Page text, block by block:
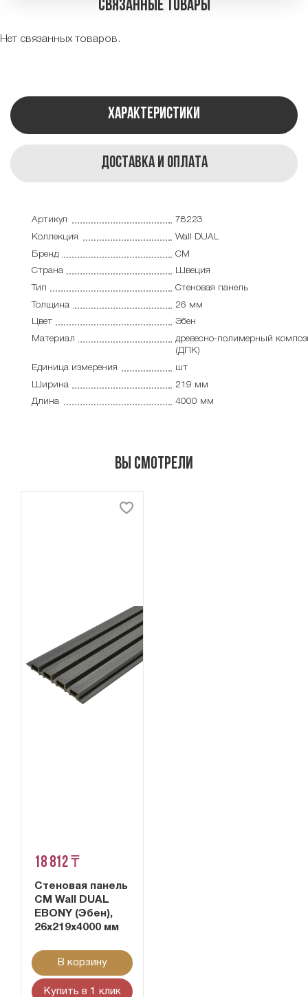
Связанные товары
Нет связанных товаров.
Характеристики
Доставка и оплата
Артикул
78223
Коллекция
Wall DUAL
Бренд
CM
Страна
Швеция
Тип
Cтеновая панель
Толщина
26 мм
Цвет
Эбен
Материал
древесно-полимерный
(ДПК)
Единица измерения
шт
Ширина
219 мм
Длина
4000 мм
Вы смотрели
18 812 ₸
Стеновая панель
CM Wall DUAL
EBONY (Эбен),
26x219x4000 мм
В корзину
Купить в 1 клик